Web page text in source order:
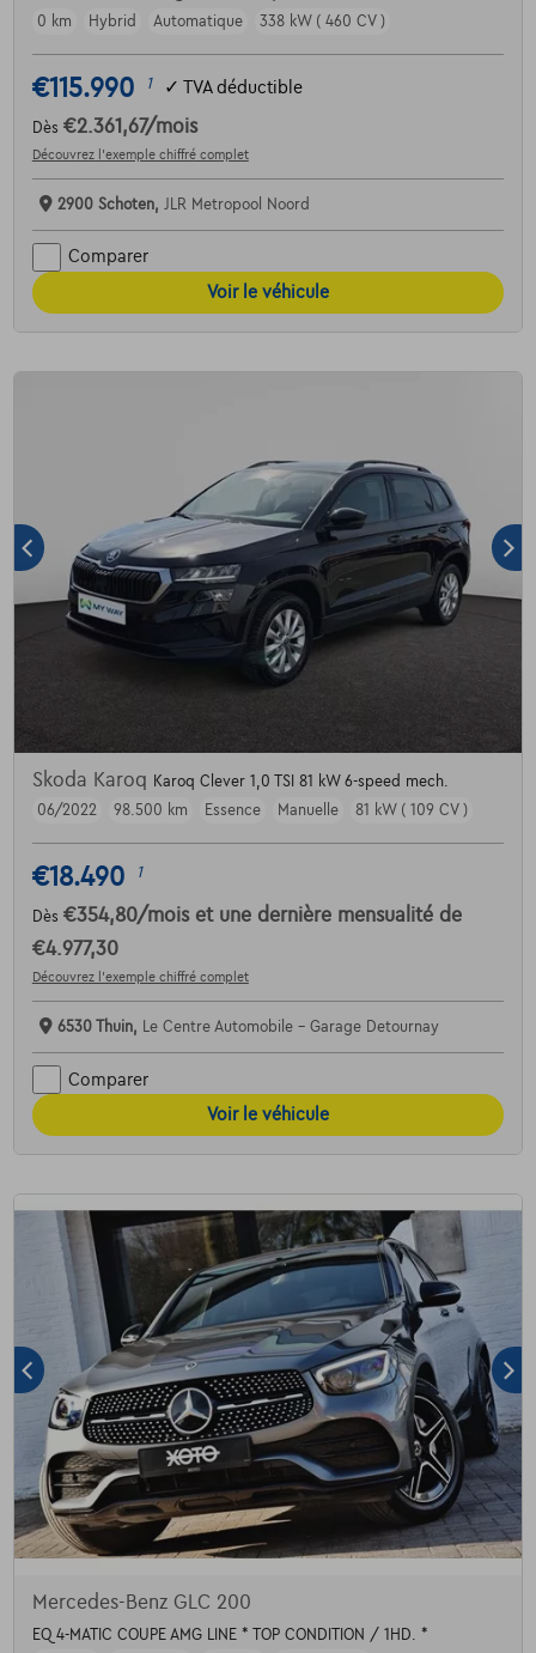
0 km
Hybrid Automatique 338 kW ( 460 CV )
€115.990 1 ✓ TVA déductible
Dès €2.361,67/mois
Découvrez l’exemple chiffré complet
2900 Schoten, JLR Metropool Noord
Comparer
Voir le véhicule
Skoda Karoq Karoq Clever 1,0 TSI 81 kW 6-speed mech.
06/2022
98.500 km Essence Manuelle 81 kW ( 109 CV )
€18.490 1
Dès €354,80/mois et une dernière mensualité de
€4.977,30
Découvrez l’exemple chiffré complet
6530 Thuin, Le Centre Automobile - Garage Detournay
Comparer
Voir le véhicule
Mercedes-Benz GLC 200
EQ 4-MATIC COUPE AMG LINE * TOP CONDITION / 1HD. *